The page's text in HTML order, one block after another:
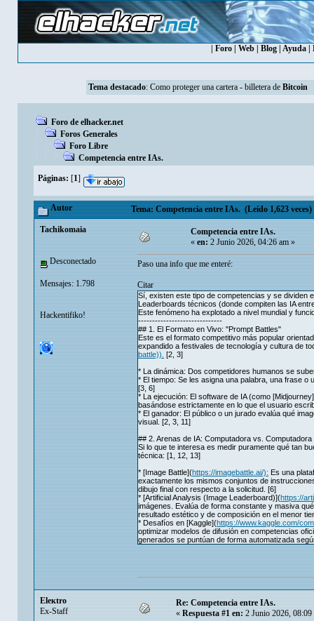
Foro Web Blog Ayuda
Tema destacado: Como proteger una cartera - billetera de Bitcoin
Foro de elhacker.net
Foros Generales
Foro Libre
Competencia entre IAs.
Páginas: [1]
Autor Tema: Competencia entre IAs. (Leído 1,623 veces)
Tachikomaia
Desconectado
Mensajes: 1.798
Hackentifiko!
Competencia entre IAs.
«en:2 Junio 2026, 04:26 am »
Paso una info que me enteré:
Citar
Sí, existen este tipo de competencias y se dividen
Leaderboards técnicos (donde compiten las IA
Este fenómeno ha explotado a nivel mundial y
------------------------------
## 1. El Formato en Vivo: "Prompt Battles"
Este es el formato competitivo más popular
expandido a festivales de tecnología y cultura de
battle)).
[2, 3]
* La dinámica: Dos competidores humanos se
* El tiempo: Se les asigna una palabra, una frase
[3, 6]
* La ejecución: El software de IA (como
basándose estrictamente en lo que el usuario
* El ganador: El público o un jurado evalúa qué
visual. [2, 3, 11]
## 2. Arenas de IA: Computadora vs. Computadora
Si lo que te interesa es medir puramente qué tan
técnica: [1, 12, 13]
* [Image Battle](https://imagebattle.ai/): Es una
exactamente los mismos conjuntos de
dibujo final con respecto a la solicitud. [6]
* [Artificial Analysis (Image Leaderboard)](https://
imágenes. Evalúa de forma constante y masiva
resultado estético y de composición en el menor
* Desafíos en [Kaggle](https://www.kaggle.com/
optimizar modelos de difusión en competencias
generados se puntúan de forma automatizada
Eleкtro
Ex-Staff
Re: Competencia entre IAs.
« Respuesta #1 en: 2 Junio 2026, 08:09